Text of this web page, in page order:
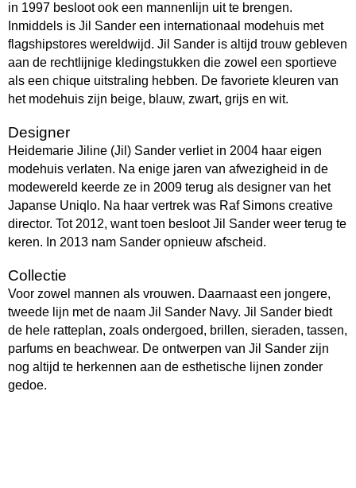
in 1997 besloot ook een mannenlijn uit te brengen.
Inmiddels is Jil Sander een internationaal modehuis met
flagshipstores wereldwijd. Jil Sander is altijd trouw gebleven
aan de rechtlijnige kledingstukken die zowel een sportieve
als een chique uitstraling hebben. De favoriete kleuren van
het modehuis zijn beige, blauw, zwart, grijs en wit.
Designer
Heidemarie Jiline (Jil) Sander verliet in 2004 haar eigen
modehuis verlaten. Na enige jaren van afwezigheid in de
modewereld keerde ze in 2009 terug als designer van het
Japanse Uniqlo. Na haar vertrek was Raf Simons creative
director. Tot 2012, want toen besloot Jil Sander weer terug te
keren. In 2013 nam Sander opnieuw afscheid.
Collectie
Voor zowel mannen als vrouwen. Daarnaast een jongere,
tweede lijn met de naam Jil Sander Navy. Jil Sander biedt
de hele ratteplan, zoals ondergoed, brillen, sieraden, tassen,
parfums en beachwear. De ontwerpen van Jil Sander zijn
nog altijd te herkennen aan de esthetische lijnen zonder
gedoe.